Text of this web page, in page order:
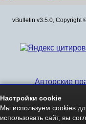
vBulletin v3.5.0, Copyright
Авторские
Настройки cookie
Мы используем cookies
использовать сайт, вы